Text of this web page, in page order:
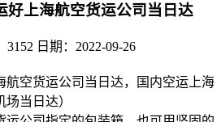
好上海航空货运公司当日达
3152 日期：2022-09-26
航空货运公司当日达，国内空运上海
当日达）